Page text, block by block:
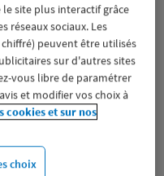
BOIS
plus
site plus interactif grâce
réseaux sociaux. Les
peuvent être utilisés
sur d'autres sites
vous libre de paramétrer
et modifier vos choix à
cookies et sur nos
choix